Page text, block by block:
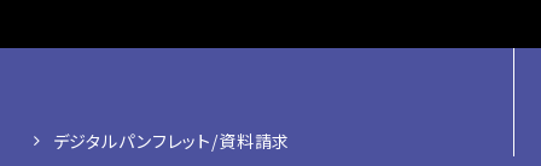
デジタルパンフレット/資料請求